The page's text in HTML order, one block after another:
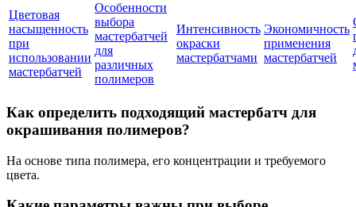
Цветовая
насыщенность
при
использовании
мастербатчей
Особенности
выбора
мастербатчей
для
различных
полимеров
Интенсивность
окраски
мастербатчами
Экономичность
применения
мастербатчей
Как определить подходящий мастербатч для
окрашивания полимеров?
На основе типа полимера, его концентрации и требуемого
цвета.